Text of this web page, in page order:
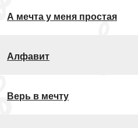
А мечта у меня простая
Алфавит
Верь в мечту